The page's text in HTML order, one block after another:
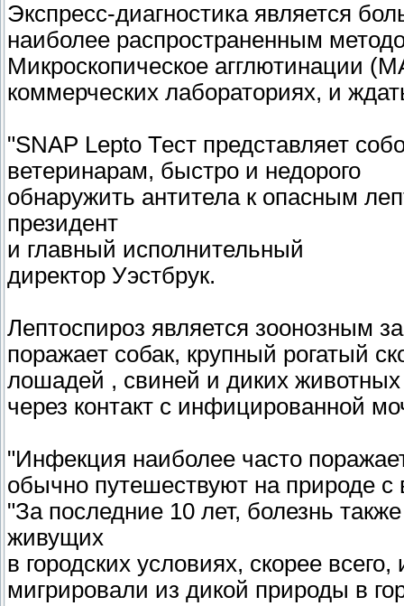
Экспресс-диагностика является
наиболее распространенным
Микроскопическое агглютинации
коммерческих лабораториях, и
"SNAP Lepto Тест представляет
ветеринарам, быстро и недорого
обнаружить антитела к опасным
президент
и главный исполнительный
директор Уэстбрук.
Лептоспироз является зоонозным
поражает собак, крупный рогатый
лошадей , свиней и диких животных
через контакт с инфицированной
"Инфекция наиболее часто
обычно путешествуют на природе
"За последние 10 лет, болезнь
живущих
в городских условиях, скорее
мигрировали из дикой природы в